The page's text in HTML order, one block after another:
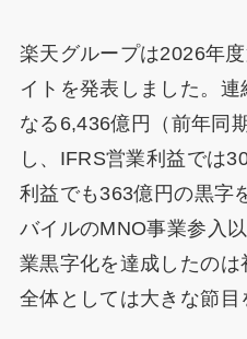
楽天グループは2026年
イトを発表しました。
なる6,436億円（前年同
し、IFRS営業利益では
利益でも363億円の黒字
バイルのMNO事業参入
業黒字化を達成したの
全体としては大きな節目